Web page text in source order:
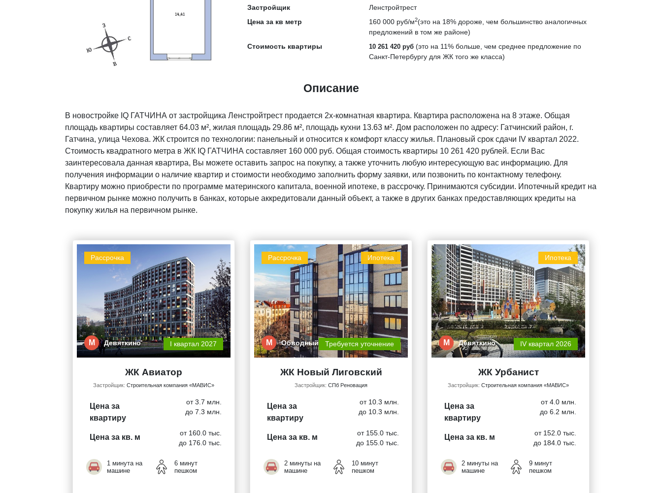
Застройщик
Ленстройтрест
Цена за кв метр
160 000 руб/м2(это на 18% дороже, чем большинство аналогичных
предложений в том же районе)
Стоимость квартиры
10 261 420 руб (это на 11% больше, чем среднее предложение по
Санкт-Петербургу для ЖК того же класса)
Описание
В новостройке IQ ГАТЧИНА от застройщика Ленстройтрест продается 2х-комнатная квартира. Квартира расположена на 8 этаже. Общая
площадь квартиры составляет 64.03 м², жилая площадь 29.86 м², площадь кухни 13.63 м². Дом расположен по адресу: Гатчинский район, г.
Гатчина, улица Чехова. ЖК строится по технологии: панельный и относится к комфорт классу жилья. Плановый срок сдачи IV квартал 2022.
Стоимость квадратного метра в ЖК IQ ГАТЧИНА составляет 160 000 руб. Общая стоимость квартиры 10 261 420 рублей. Если Вас
заинтересовала данная квартира, Вы можете оставить запрос на покупку, а также уточнить любую интересующую вас информацию. Для
получения информации о наличие квартир и стоимости необходимо заполнить форму заявки, или позвонить по контактному телефону.
Квартиру можно приобрести по программе материнского капитала, военной ипотеке, в рассрочку. Принимаются субсидии. Ипотечный кредит на
первичном рынке можно получить в банках, которые аккредитовали данный объект, а также в других банках предоставляющих кредиты на
покупку жилья на первичном рынке.
Рассрочка
М Девяткино I квартал 2027
ЖК Авиатор
Застройщик: Строительная компания «МАВИС»
Цена за
квартиру
от 3.7 млн.
до 7.3 млн.
Цена за кв. м
от 160.0 тыс.
до 176.0 тыс.
1 минута на
машине
6 минут
пешком
Ипотека
Рассрочка
М Обводный кана…Требуется уточнение
ЖК Новый Лиговский
Застройщик: СПб Реновация
Цена за
квартиру
от 10.3 млн.
до 10.3 млн.
Цена за кв. м
от 155.0 тыс.
до 155.0 тыс.
2 минуты на
машине
10 минут
пешком
Ипотека
М Девяткино IV квартал 2026
ЖК Урбанист
Застройщик: Строительная компания «МАВИС»
Цена за
квартиру
от 4.0 млн.
до 6.2 млн.
Цена за кв. м
от 152.0 тыс.
до 184.0 тыс.
2 минуты на
машине
9 минут
пешком